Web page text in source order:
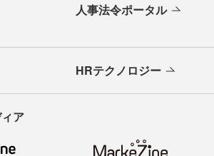
人事法令ポータル
HRテクノロジー
ア